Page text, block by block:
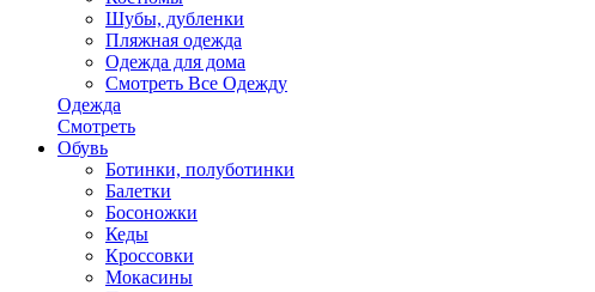
Шубы, дубленки
Пляжная одежда
Одежда для дома
Смотреть Все Одежду
Одежда
Смотреть
Обувь
Ботинки, полуботинки
Балетки
Босоножки
Кеды
Кроссовки
Мокасины